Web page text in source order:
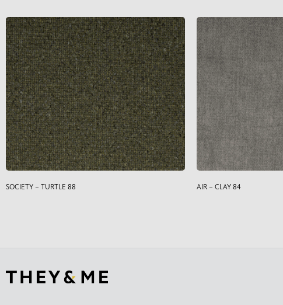
SOCIETY – TURTLE 88 AIR – CLAY 84